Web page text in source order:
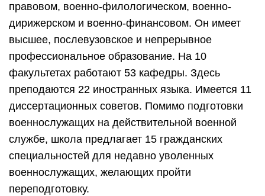
правовом, военно-филологическом, военно-
дирижерском и военно-финансовом. Он имеет
высшее, послевузовское и непрерывное
профессиональное образование. На 10
факультетах работают 53 кафедры. Здесь
преподаются 22 иностранных языка. Имеется 11
диссертационных советов. Помимо подготовки
военнослужащих на действительной военной
службе, школа предлагает 15 гражданских
специальностей для недавно уволенных
военнослужащих, желающих пройти
переподготовку.